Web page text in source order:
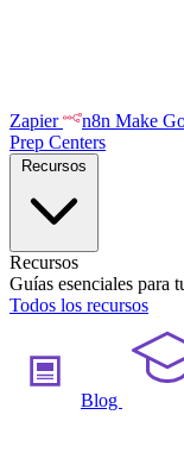
Zapier n8n Make
Prep Centers
Recursos
Guías esenciales para
Todos los recursos
Blog